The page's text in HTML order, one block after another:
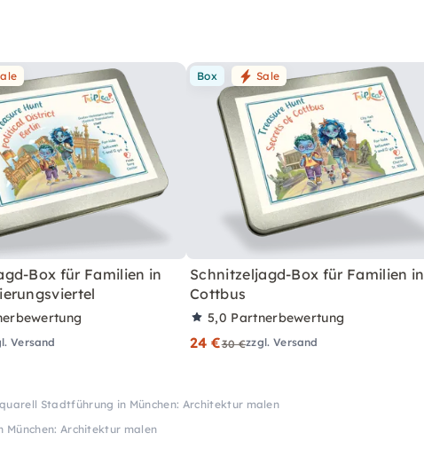
Box für Familien in
Versand
Box Sale
Schnitzeljagd-Box für Familien in
Cottbus
5,0 Partnerbewertung
24 €30 €zzgl. Versand
Stadtführung in München: Architektur malen
Architektur malen